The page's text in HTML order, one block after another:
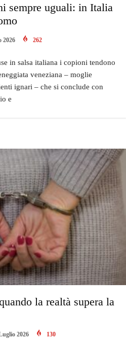
sempre uguali: in Italia
2026 262
in salsa italiana i copioni tendono
veneziana – moglie
ignari – che si conclude con
e
la realtà supera la
2026 130